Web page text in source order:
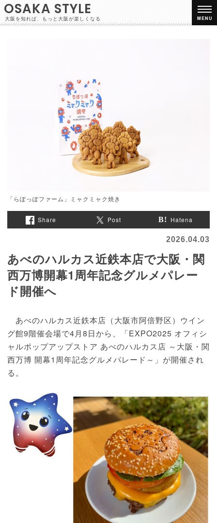
OSAKA STYLE
大阪を知れば、もっと大阪が楽しくなる MENU
「らぽっぽファーム」ミャクミャク焼き
Share Post Hatena
2026.04.03
あべのハルカス近鉄本店で大阪・関
西万博開幕1周年記念グルメパレー
ド開催へ
あべのハルカス近鉄本店（大阪市阿倍野区）ウイン
グ館9階催会場で4月8日から、「EXPO2025 オフィシ
ャルポップアップストア あべのハルカス店 ～大阪・関
西万博 開幕1周年記念グルメパレード～」が開催され
る。